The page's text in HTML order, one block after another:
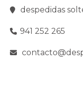
despedidas
941 252 265